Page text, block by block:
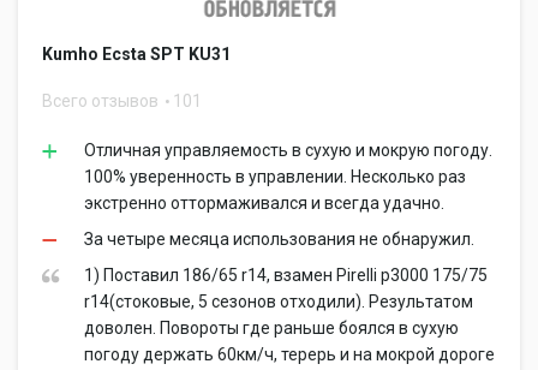
Kumho Ecsta SPT KU31
Всего отзывов 101
Отличная управляемость в сухую и мокрую погоду.
100% уверенность в управлении. Несколько раз
экстренно оттормаживался и всегда удачно.
За четыре месяца использования не обнаружил.
1) Поставил 186/65 r14, взамен Pirelli p3000 175/75
r14(стоковые, 5 сезонов отходили). Результатом
доволен. Повороты где раньше боялся в сухую
погоду держать 60км/ч, терерь и на мокрой дороге